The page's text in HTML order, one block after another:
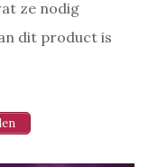
ze nodig
dit product is